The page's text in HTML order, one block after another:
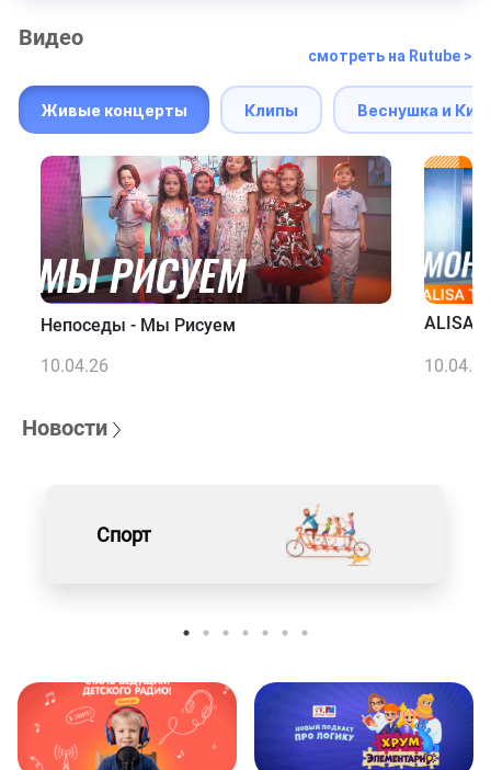
Видео
смотреть на Rutube >
Живые концерты Клипы Веснушка и
Непоседы - Мы Рисуем
10.04.26
ALISA
10.04.26
Новости
Спорт